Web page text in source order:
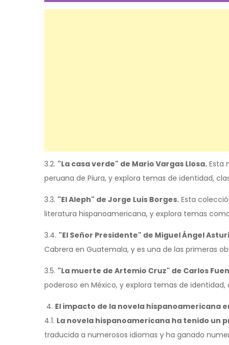
3.2. "La casa verde" de Mario Vargas Llosa. Esta
peruana de Piura, y explora temas de identidad,
3.3. "El Aleph" de Jorge Luis Borges. Esta
literatura hispanoamericana, y explora temas
3.4. "El Señor Presidente" de Miguel Ángel
Cabrera en Guatemala, y es una de las primeras
3.5. "La muerte de Artemio Cruz" de Carlos
poderoso en México, y explora temas de identidad,
El impacto de la novela hispanoamericana
4.1. La novela hispanoamericana ha tenido
traducida a numerosos idiomas y ha ganado